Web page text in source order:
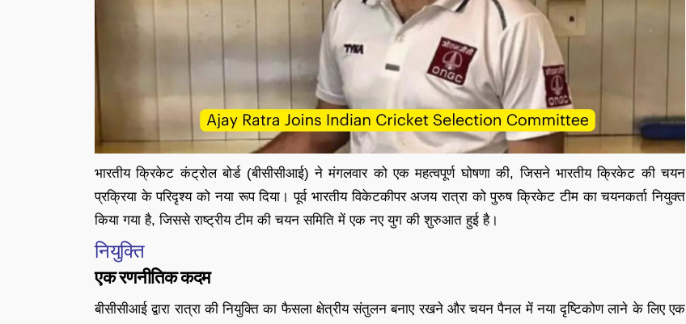
भारतीय क्रिकेट कंट्रोल बोर्ड (बीसीसीआई) ने मंगलवार को एक महत्वपूर्ण घोषणा की, जिसने भारतीय क्रिकेट की चयन
प्रक्रिया के परिदृश्य को नया रूप दिया। पूर्व भारतीय विकेटकीपर अजय रात्रा को पुरुष क्रिकेट टीम का चयनकर्ता नियुक्त
किया गया है, जिससे राष्ट्रीय टीम की चयन समिति में एक नए युग की शुरुआत हुई है।
नियुक्ति
एक रणनीतिक कदम
बीसीसीआई द्वारा रात्रा की नियुक्ति का फैसला क्षेत्रीय संतुलन बनाए रखने और चयन पैनल में नया दृष्टिकोण लाने के लिए एक